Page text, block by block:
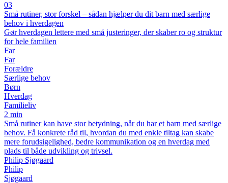
03
Små rutiner, stor forskel – sådan hjælper du dit barn med særlige
behov i hverdagen
Gør hverdagen lettere med små justeringer, der skaber ro og struktur
for hele familien
Far
Far
Forældre
Særlige behov
Børn
Hverdag
Familieliv
2 min
Små rutiner kan have stor betydning, når du har et barn med særlige
behov. Få konkrete råd til, hvordan du med enkle tiltag kan skabe
mere forudsigelighed, bedre kommunikation og en hverdag med
plads til både udvikling og trivsel.
Philip Sjøgaard
Philip
Sjøgaard